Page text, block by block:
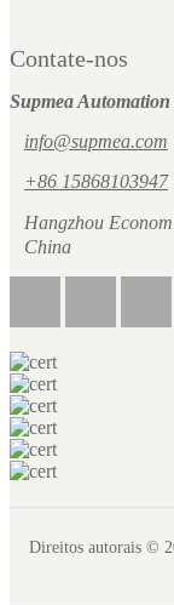
Contate-nos
Supmea
info@supmea.com
+86 15868103947
Hangzhou
China
Direitos autorais ©